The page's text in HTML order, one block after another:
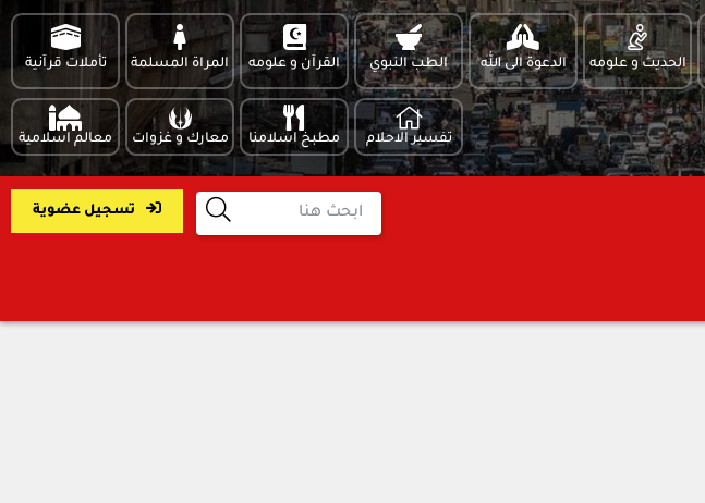
الحديث و علومه الدعوة الى الله الطب النبوي القرآن و علومه المراة المسلمة تأملات قرآنية
تفسير الاحلام مطبخ اسلامنا معارك و غزوات معالم اسلامية
تسجيل عضوية